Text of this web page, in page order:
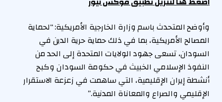
وأوضح المتحدث باسم وزارة الخارجية الأمريكية: “لحماية
المصالح الأمريكية، بما في ذلك حماية حرية الدين في
السودان، تسعى جهود الولايات المتحدة إلى الحد من
النفوذ الإسلامي الخبيث في حكومة السودان وكبح
أنشطة إيران الإقليمية، التي ساهمت في زعزعة الاستقرار
الإقليمي والصراع والمعاناة المدنية.”